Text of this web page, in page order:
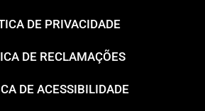
DE PRIVACIDADE
DE RECLAMAÇÕES
DE ACESSIBILIDADE